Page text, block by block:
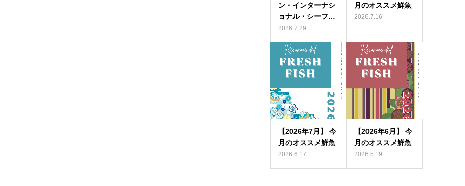
ン・インターナシ
ョナル・シーフ…
2026.7.29
月のオススメ鮮魚
2026.7.16
【2026年7月】 今
月のオススメ鮮魚
2026.6.17
【2026年6月】 今
月のオススメ鮮魚
2026.5.19